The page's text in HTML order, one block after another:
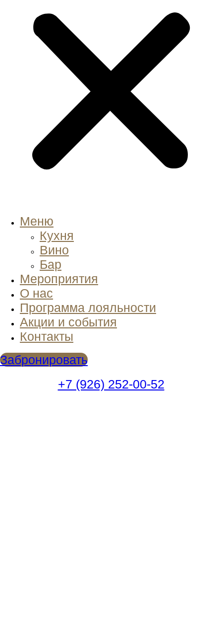
Меню
Кухня
Вино
Бар
Мероприятия
О нас
Программа лояльности
Акции и события
Контакты
Забронировать
+7 (926) 252-00-52